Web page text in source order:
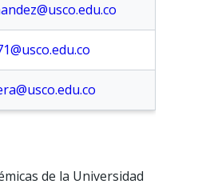
de la Universidad